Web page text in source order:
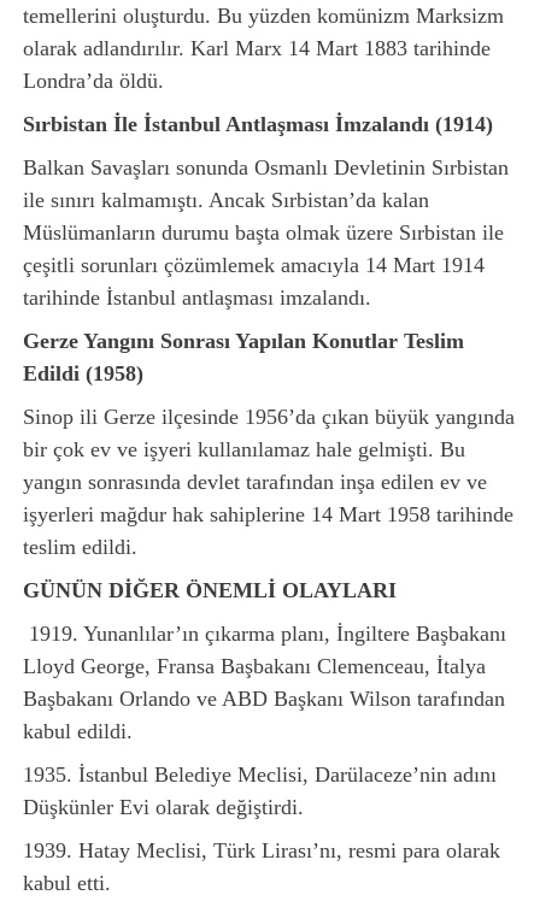
temellerini oluşturdu. Bu yüzden komünizm Marksizm
olarak adlandırılır. Karl Marx 14 Mart 1883 tarihinde
Londra’da öldü.
Sırbistan İle İstanbul Antlaşması İmzalandı (1914)
Balkan Savaşları sonunda Osmanlı Devletinin Sırbistan
ile sınırı kalmamıştı. Ancak Sırbistan’da kalan
Müslümanların durumu başta olmak üzere Sırbistan ile
çeşitli sorunları çözümlemek amacıyla 14 Mart 1914
tarihinde İstanbul antlaşması imzalandı.
Gerze Yangını Sonrası Yapılan Konutlar Teslim
Edildi (1958)
Sinop ili Gerze ilçesinde 1956’da çıkan büyük yangında
bir çok ev ve işyeri kullanılamaz hale gelmişti. Bu
yangın sonrasında devlet tarafından inşa edilen ev ve
işyerleri mağdur hak sahiplerine 14 Mart 1958 tarihinde
teslim edildi.
GÜNÜN DİĞER ÖNEMLİ OLAYLARI
1919. Yunanlılar’ın çıkarma planı, İngiltere Başbakanı
Lloyd George, Fransa Başbakanı Clemenceau, İtalya
Başbakanı Orlando ve ABD Başkanı Wilson tarafından
kabul edildi.
1935. İstanbul Belediye Meclisi, Darülaceze’nin adını
Düşkünler Evi olarak değiştirdi.
1939. Hatay Meclisi, Türk Lirası’nı, resmi para olarak
kabul etti.